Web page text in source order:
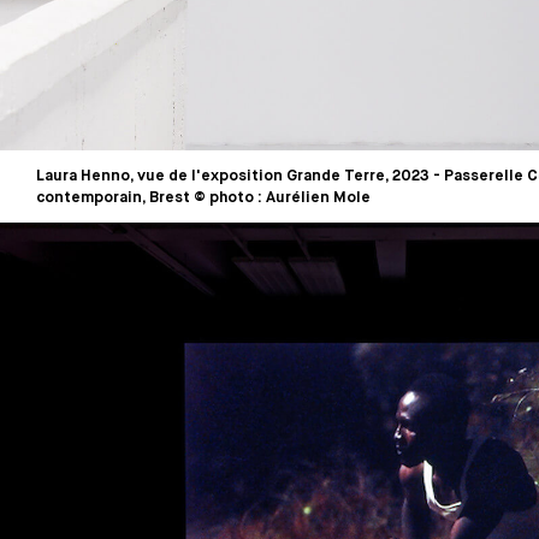
Laura Henno, vue de l'exposition Grande Terre, 2023 - Passerelle
contemporain, Brest © photo : Aurélien Mole